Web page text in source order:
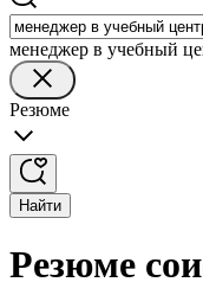
менеджер в учебный
Резюме
Найти
Резюме